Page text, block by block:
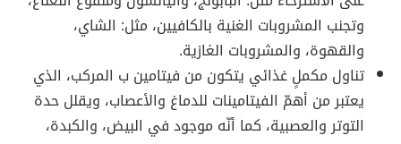
وتجنب المشروبات الغنية بالكافيين، مثل: الشاي،
والقهوة، والمشروبات الغازية.
تناول مكملٍ غذائي يتكون من فيتامين ب المركب، الذي
يعتبر من أهمّ الفيتامينات للدماغ والأعصاب، ويقلل حدة
التوتر والعصبية، كما أنّه موجود في البيض، والكبدة،